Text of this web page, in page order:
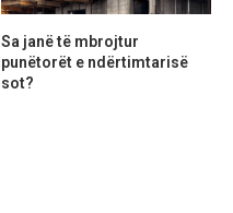
Sa janë të mbrojtur
punëtorët e ndërtimtarisë
sot?